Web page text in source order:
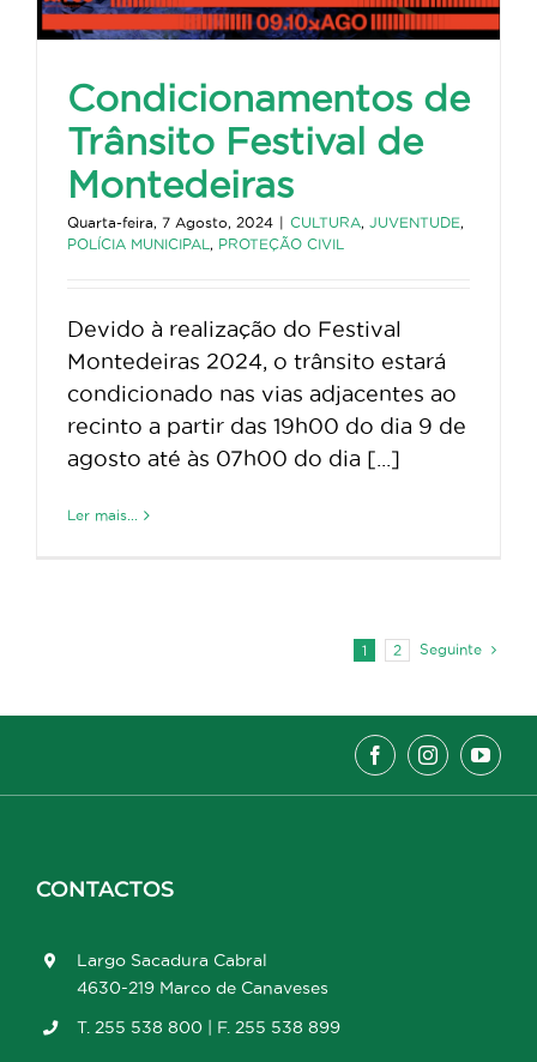
Condicionamentos de
Trânsito Festival de
Montedeiras
Quarta-feira, 7 Agosto, 2024 CULTURA, JUVENTUDE,
POLÍCIA MUNICIPAL , PROTEÇÃO CIVIL
Devido à realização do Festival
Montedeiras 2024, o trânsito estará
condicionado nas vias adjacentes ao
recinto a partir das 19h00 do dia 9 de
agosto até às 07h00 do dia [...]
Ler mais...
1 2 Seguinte
CONTACTOS
Largo Sacadura Cabral
4630-219 Marco de Canaveses
T. 255 538 800 | F. 255 538 899